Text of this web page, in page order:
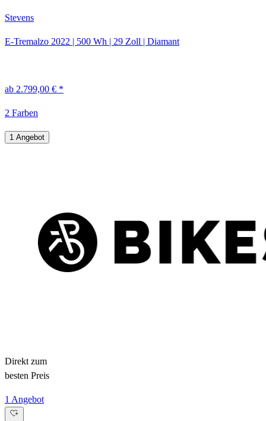
Stevens
E-Tremalzo 2022 | 500 Wh | 29 Zoll | Diamant
ab 2.799,00 € *
2 Farben
1 Angebot
Direkt zum
besten Preis
1 Angebot